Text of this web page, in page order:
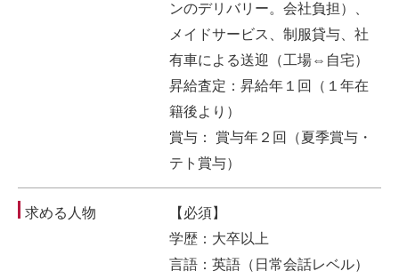
ンのデリバリー。会社負担）、
メイドサービス、制服貸与、社
有車による送迎（工場⇔自宅）
昇給査定：昇給年１回（１年在
籍後より）
賞与： 賞与年２回（夏季賞与・
テト賞与）
求める人物
【必須】
学歴：大卒以上
言語：英語（日常会話レベル）